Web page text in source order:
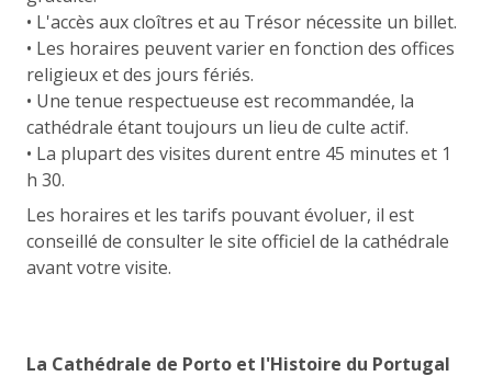
• L'accès aux cloîtres et au Trésor nécessite un billet.
• Les horaires peuvent varier en fonction des offices
religieux et des jours fériés.
• Une tenue respectueuse est recommandée, la
cathédrale étant toujours un lieu de culte actif.
• La plupart des visites durent entre 45 minutes et 1
h 30.
Les horaires et les tarifs pouvant évoluer, il est
conseillé de consulter le site officiel de la cathédrale
avant votre visite.
La Cathédrale de Porto et l'Histoire du Portugal